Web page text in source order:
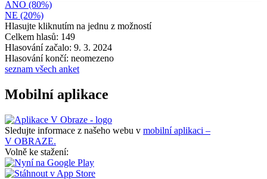
ANO (80%)
NE (20%)
Hlasujte kliknutím na jednu z možností
Celkem hlasů: 149
Hlasování začalo: 9. 3. 2024
Hlasování končí: neomezeno
seznam všech anket
Mobilní aplikace
Sledujte informace z našeho webu v mobilní aplikaci –
V OBRAZE.
Volně ke stažení: